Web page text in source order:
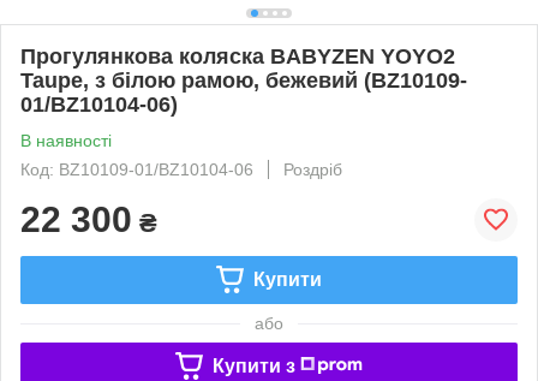
Прогулянкова коляска BABYZEN YOYO2
Taupe, з білою рамою, бежевий (BZ10109-
01/BZ10104-06)
В наявності
Код: BZ10109-01/BZ10104-06
Роздріб
22 300 ₴
Купити
або
Купити з